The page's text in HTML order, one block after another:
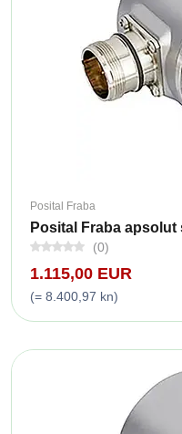
Posital Fraba
Posital Fraba apsolut
(0)
1.115,00 EUR
(= 8.400,97 kn)